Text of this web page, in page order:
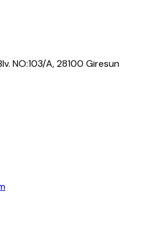
NO:103/A, 28100 Giresun